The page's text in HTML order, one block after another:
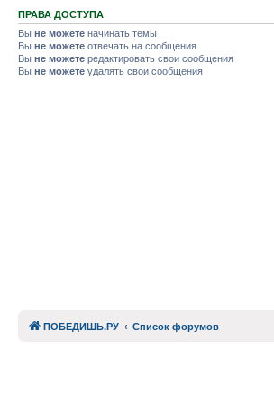
ПРАВА ДОСТУПА
Вы не можете начинать темы
Вы не можете отвечать на сообщения
Вы не можете редактировать свои сообщения
Вы не можете удалять свои сообщения
ПОБЕДИШЬ.РУ Список форумов